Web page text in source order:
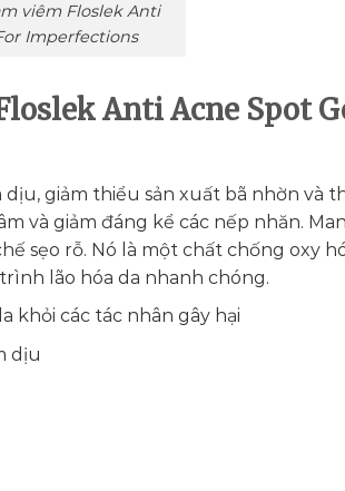
viêm Floslek Anti
Imperfections
Anti Acne Spot
dịu, giảm thiểu sản xuất bã nhờn và
và giảm đáng kể các nếp nhăn.
sẹo rỗ. Nó là một chất chống oxy
lão hóa da nhanh chóng.
khỏi các tác nhân gây hại
dịu